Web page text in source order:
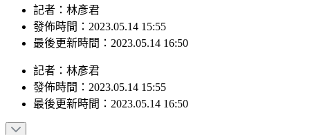
記者：林彥君
發佈時間：2023.05.14 15:55
最後更新時間：2023.05.14 16:50
記者 ： 林彥君
發佈時間： 2023.05.14 15:55
最後更新時間： 2023.05.14 16:50